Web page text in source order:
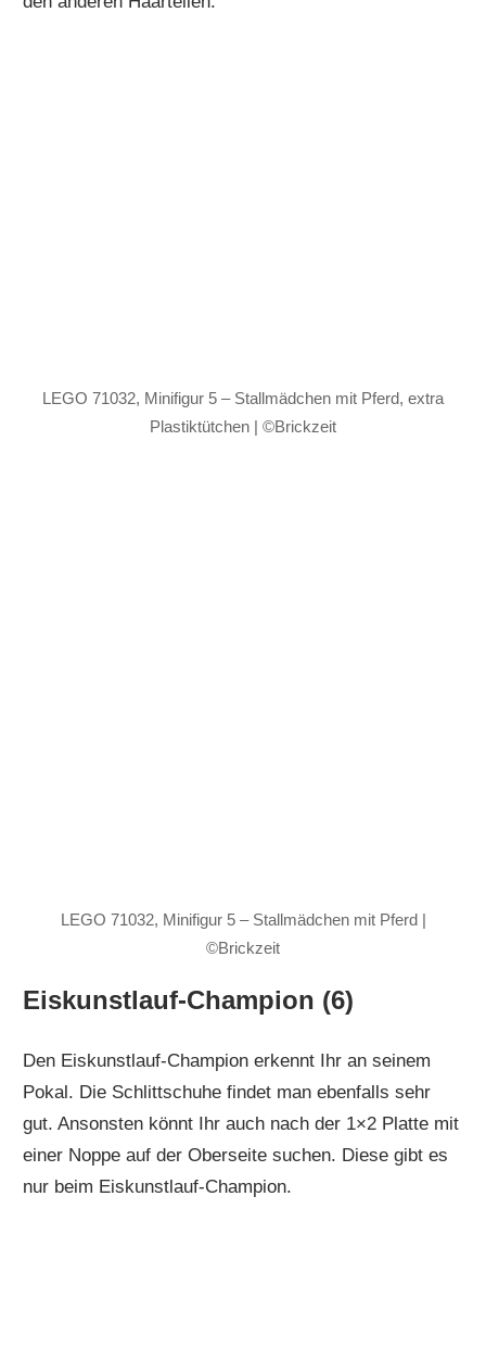
LEGO 71032, Minifigur 5 – Stallmädchen mit Pferd, extra
Plastiktütchen | ©Brickzeit
LEGO 71032, Minifigur 5 – Stallmädchen mit Pferd |
©Brickzeit
Eiskunstlauf-Champion (6)
Den Eiskunstlauf-Champion erkennt Ihr an seinem
Pokal. Die Schlittschuhe findet man ebenfalls sehr
gut. Ansonsten könnt Ihr auch nach der 1×2 Platte mit
einer Noppe auf der Oberseite suchen. Diese gibt es
nur beim Eiskunstlauf-Champion.